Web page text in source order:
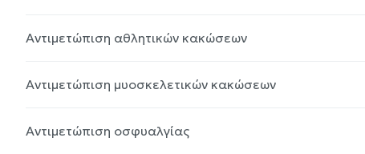
Αντιμετώπιση αθλητικών κακώσεων
Αντιμετώπιση μυοσκελετικών κακώσεων
Αντιμετώπιση οσφυαλγίας